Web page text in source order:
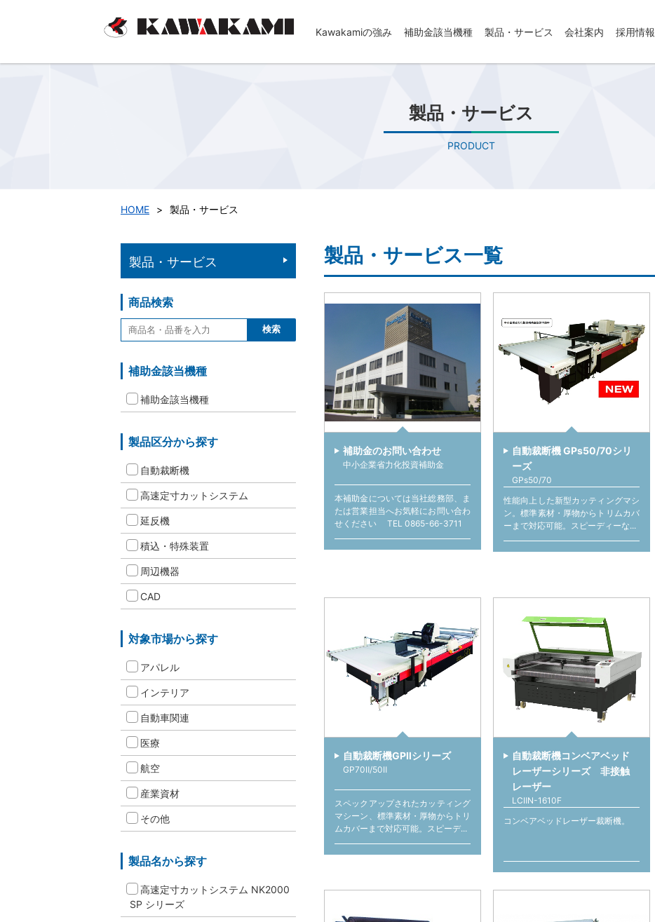
Kawakamiの強み 補助金該当機種 製品・サービス 会社案内 採用情報
製品・サービス
PRODUCT
HOME > 製品・サービス
製品・サービス一覧
補助金のお問い合わせ
中小企業省力化投資補助金
本補助金については当社総務部、ま
たは営業担当へお気軽にお問い合わ
せください TEL 0865-66-3711
自動裁断機 GPs50/70シリ
ーズ
GPs50/70
性能向上した新型カッティングマシ
ン。標準素材・厚物からトリムカバ
ーまで対応可能。スピーディーな...
自動裁断機GPⅡシリーズ
GP70Ⅱ/50Ⅱ
スペックアップされたカッティング
マシーン、標準素材・厚物からトリ
ムカバーまで対応可能。スピーデ...
自動裁断機コンベアベッド
レーザーシリーズ 非接触
レーザー
LCⅡN-1610F
コンベアベッドレーザー裁断機。
製品・サービス
商品検索
補助金該当機種
補助金該当機種
製品区分から探す
自動裁断機
高速定寸カットシステム
延反機
積込・特殊装置
周辺機器
CAD
対象市場から探す
アパレル
インテリア
自動車関連
医療
航空
産業資材
その他
製品名から探す
高速定寸カットシステム NK2000
SP シリーズ